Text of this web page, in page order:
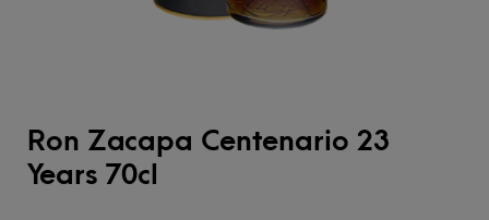
Ron Zacapa Centenario 23
Years 70cl